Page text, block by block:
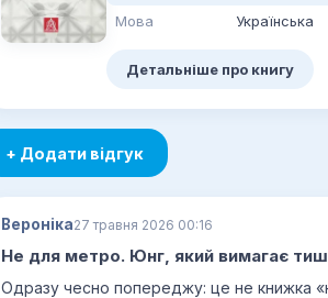
Мова
Українська
Детальніше про книгу
+ Додати відгук
Вероніка27 травня 2026 00:16
Не для метро. Юнг, який вимагає
Одразу чесно попереджу: це не книжка